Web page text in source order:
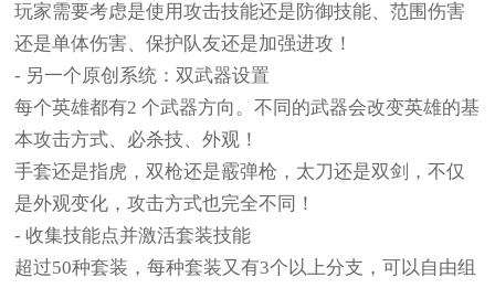
玩家需要考虑是使用攻击技能还是防御技能、范围伤害
还是单体伤害、保护队友还是加强进攻！
- 另一个原创系统：双武器设置
每个英雄都有2 个武器方向。不同的武器会改变英雄的基
本攻击方式、必杀技、外观！
手套还是指虎，双枪还是霰弹枪，太刀还是双剑，不仅
是外观变化，攻击方式也完全不同！
- 收集技能点并激活套装技能
超过50种套装，每种套装又有3个以上分支，可以自由组